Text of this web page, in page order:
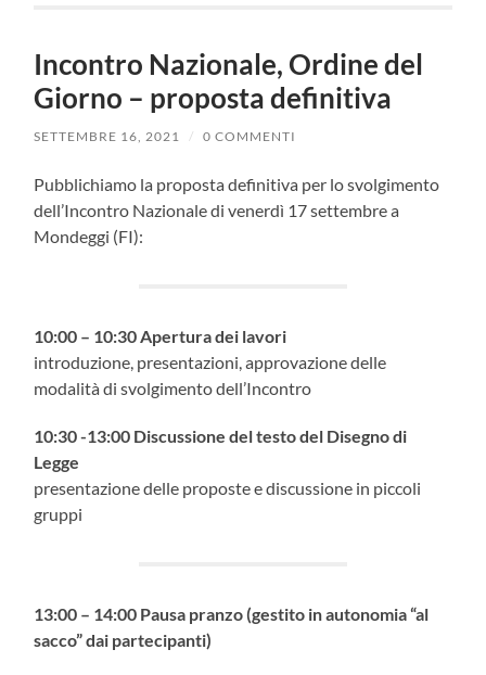
Incontro Nazionale, Ordine del
Giorno – proposta definitiva
SETTEMBRE 16, 2021 / 0 COMMENTI
Pubblichiamo la proposta definitiva per lo svolgimento
dell’Incontro Nazionale di venerdì 17 settembre a
Mondeggi (FI):
10:00 – 10:30 Apertura dei lavori
introduzione, presentazioni, approvazione delle
modalità di svolgimento dell’Incontro
10:30 -13:00 Discussione del testo del Disegno di
Legge
presentazione delle proposte e discussione in piccoli
gruppi
13:00 – 14:00 Pausa pranzo (gestito in autonomia “al
sacco” dai partecipanti)